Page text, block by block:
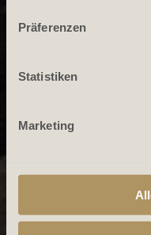
Präferenzen
Statistiken
Marketing